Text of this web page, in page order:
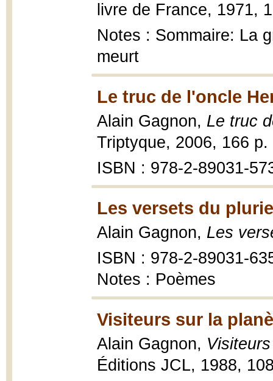
livre de France, 1971,
Notes : Sommaire: La
meurt
Le truc de l'oncle
Alain Gagnon, Le truc
Triptyque, 2006, 166
ISBN : 978-2-89031-
Les versets du
Alain Gagnon, Les
ISBN : 978-2-89031-
Notes : Poèmes
Visiteurs sur la
Alain Gagnon,
Éditions JCL, 1988,